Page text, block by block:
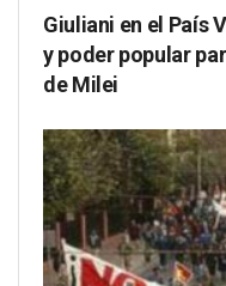
Giuliani en el País
y poder popular
de Milei